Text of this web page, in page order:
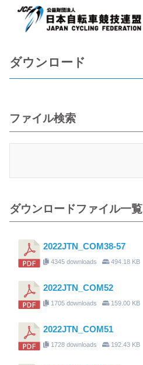
ダウンロード
ファイル検索
ダウンロードファイル一覧
2022JTN_COM38-57
4345 downloads 494.18 KB
2022JTN_COM52
1705 downloads 159.00 KB
2022JTN_COM51
1728 downloads 192.43 KB